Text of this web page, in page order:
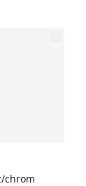
chrom